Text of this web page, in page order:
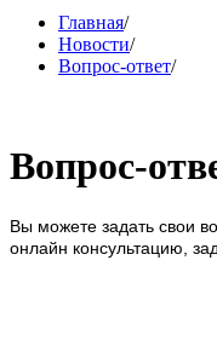
Главная/
Новости/
Вопрос-ответ/
Вопрос-
Вы можете задать свои
онлайн консультацию,